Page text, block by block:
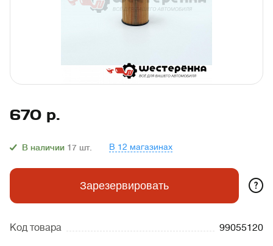
670 р.
В наличии 17 шт. В 12 магазинах
Зарезервировать ?
Код товара 99055120